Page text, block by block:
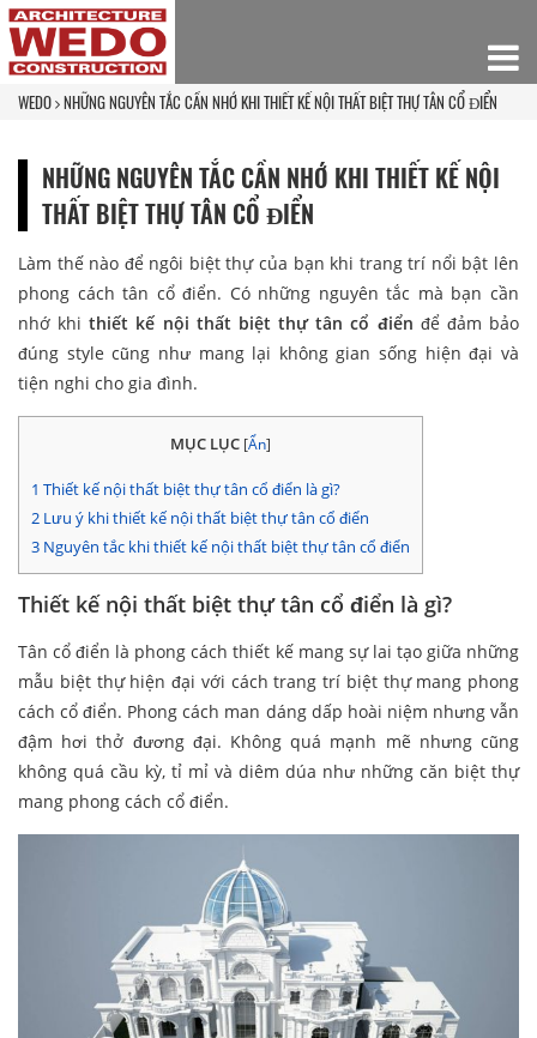
WEDO NHỮNG NGUYÊN TẮC CẦN NHỚ KHI THIẾT KẾ NỘI THẤT BIỆT THỰ TÂN CỔ ĐIỂN
NHỮNG NGUYÊN TẮC CẦN NHỚ KHI THIẾT KẾ NỘI
THẤT BIỆT THỰ TÂN CỔ ĐIỂN
Làm thế nào để ngôi biệt thự của bạn khi trang trí nổi bật lên
phong cách tân cổ điển. Có những nguyên tắc mà bạn cần
nhớ khithiết kế nội thất biệt thự tân cổ điển để đảm bảo
đúng style cũng như mang lại không gian sống hiện đại và
tiện nghi cho gia đình.
MỤC LỤC [Ẩn]
1 Thiết kế nội thất biệt thự tân cổ điển là gì?
2 Lưu ý khi thiết kế nội thất biệt thự tân cổ điển
3 Nguyên tắc khi thiết kế nội thất biệt thự tân cổ điển
Thiết kế nội thất biệt thự tân cổ điển là gì?
Tân cổ điển là phong cách thiết kế mang sự lai tạo giữa những
mẫu biệt thự hiện đại với cách trang trí biệt thự mang phong
cách cổ điển. Phong cách man dáng dấp hoài niệm nhưng vẫn
đậm hơi thở đương đại. Không quá mạnh mẽ nhưng cũng
không quá cầu kỳ, tỉ mỉ và diêm dúa như những căn biệt thự
mang phong cách cổ điển.